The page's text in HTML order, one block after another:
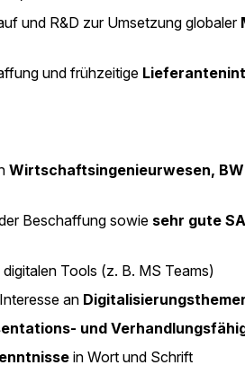
und R&D zur Umsetzung globaler
und frühzeitige
Wirtschaftsingenieurwesen,
Beschaffung sowie sehr gute
digitalen Tools (z. B. MS Teams)
an
und
in Wort und Schrift